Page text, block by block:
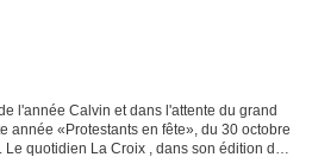
l'année Calvin et dans l'attente du grand
année «Protestants en fête», du 30 octobre
quotidien La Croix , dans son édition du